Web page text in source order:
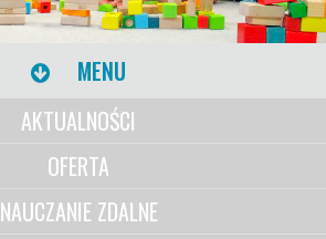
MENU
AKTUALNOŚCI
OFERTA
NAUCZANIE ZDALNE